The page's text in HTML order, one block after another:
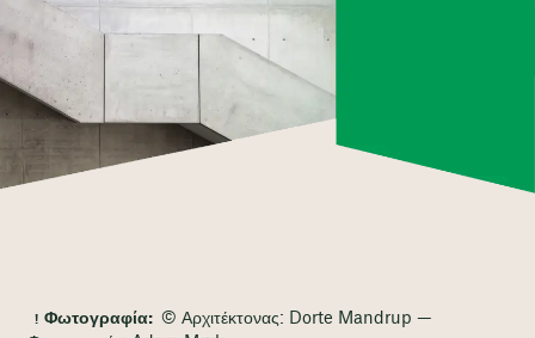
Φωτογραφία: © Αρχιτέκτονας: Dorte Mandrup —